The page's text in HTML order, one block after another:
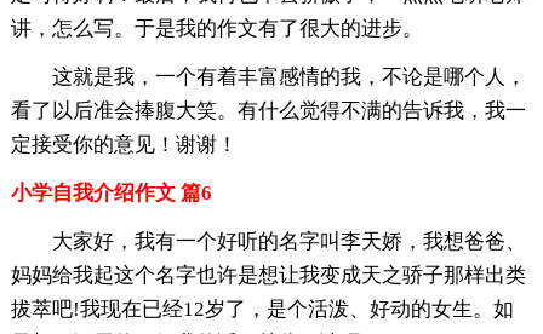
讲，怎么写。于是我的作文有了很大的进步。
这就是我，一个有着丰富感情的我，不论是哪个人，
看了以后准会捧腹大笑。有什么觉得不满的告诉我，我一
定接受你的意见！谢谢！
小学自我介绍作文 篇6
大家好，我有一个好听的名字叫李天娇，我想爸爸、
妈妈给我起这个名字也许是想让我变成天之骄子那样出类
拔萃吧!我现在已经12岁了，是个活泼、好动的女生。如